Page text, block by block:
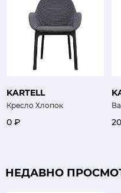
KARTELL
Кресло Хлопок
0 ₽
НЕДАВНО